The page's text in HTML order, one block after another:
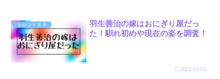
トレンドネタ
羽生善治の嫁はおにぎり屋だっ
た！馴れ初めや現在の姿を調査！
2022.04.02